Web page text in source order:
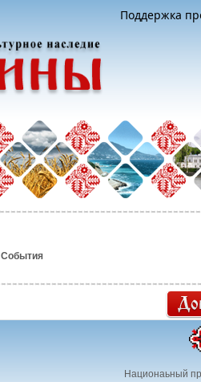
Поддержка
События
Национаьный